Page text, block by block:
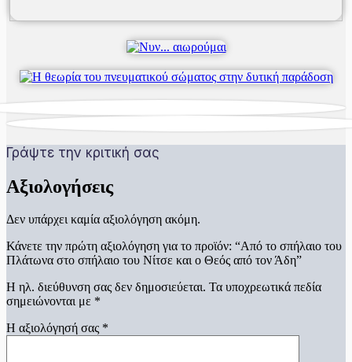
Γράψτε την κριτική σας
Αξιολογήσεις
Δεν υπάρχει καμία αξιολόγηση ακόμη.
Κάνετε την πρώτη αξιολόγηση για το προϊόν: “Από το σπήλαιο του
Πλάτωνα στο σπήλαιο του Νίτσε και ο Θεός από τον Άδη”
Η ηλ. διεύθυνση σας δεν δημοσιεύεται. Τα υποχρεωτικά πεδία
σημειώνονται με *
Η αξιολόγησή σας *